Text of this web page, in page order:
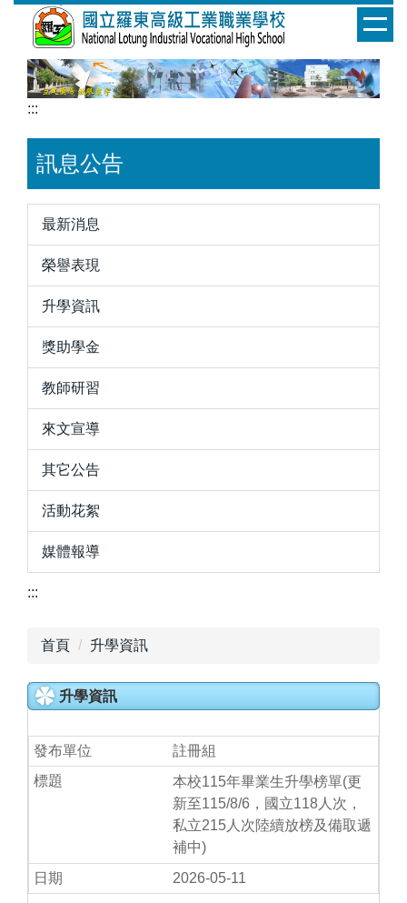
:::
訊息公告
最新消息
榮譽表現
升學資訊
獎助學金
教師研習
來文宣導
其它公告
活動花絮
媒體報導
:::
首頁 升學資訊
升學資訊
註冊組
本校115年畢業生升學榜單(更
新至115/8/6，國立118人次，
私立215人次陸續放榜及備取遞
補中)
2026-05-11